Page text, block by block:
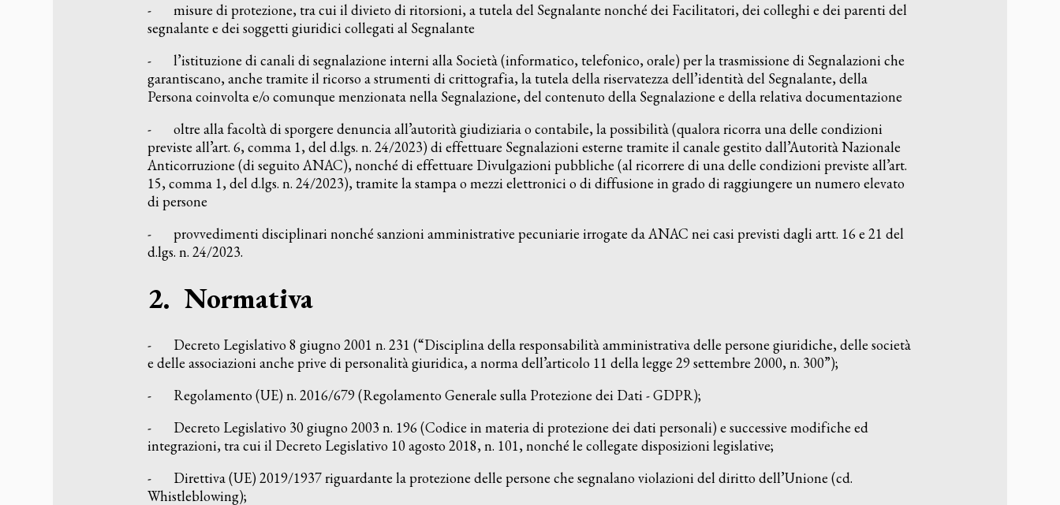
- misure di protezione, tra cui il divieto di ritorsioni, a tutela del Segnalante nonché dei Facilitatori, dei colleghi e dei parenti del
segnalante e dei soggetti giuridici collegati al Segnalante
- l’istituzione di canali di segnalazione interni alla Società (informatico, telefonico, orale) per la trasmissione di Segnalazioni che
garantiscano, anche tramite il ricorso a strumenti di crittografia, la tutela della riservatezza dell’identità del Segnalante, della
Persona coinvolta e/o comunque menzionata nella Segnalazione, del contenuto della Segnalazione e della relativa documentazione
- oltre alla facoltà di sporgere denuncia all’autorità giudiziaria o contabile, la possibilità (qualora ricorra una delle condizioni
previste all’art. 6, comma 1, del d.lgs. n. 24/2023) di effettuare Segnalazioni esterne tramite il canale gestito dall’Autorità Nazionale
Anticorruzione (di seguito ANAC), nonché di effettuare Divulgazioni pubbliche (al ricorrere di una delle condizioni previste all’art.
15, comma 1, del d.lgs. n. 24/2023), tramite la stampa o mezzi elettronici o di diffusione in grado di raggiungere un numero elevato
di persone
- provvedimenti disciplinari nonché sanzioni amministrative pecuniarie irrogate da ANAC nei casi previsti dagli artt. 16 e 21 del
d.lgs. n. 24/2023.
2. Normativa
- Decreto Legislativo 8 giugno 2001 n. 231 (“Disciplina della responsabilità amministrativa delle persone giuridiche, delle società
e delle associazioni anche prive di personalità giuridica, a norma dell’articolo 11 della legge 29 settembre 2000, n. 300”);
- Regolamento (UE) n. 2016/679 (Regolamento Generale sulla Protezione dei Dati - GDPR);
- Decreto Legislativo 30 giugno 2003 n. 196 (Codice in materia di protezione dei dati personali) e successive modifiche ed
integrazioni, tra cui il Decreto Legislativo 10 agosto 2018, n. 101, nonché le collegate disposizioni legislative;
- Direttiva (UE) 2019/1937 riguardante la protezione delle persone che segnalano violazioni del diritto dell’Unione (cd.
Whistleblowing);